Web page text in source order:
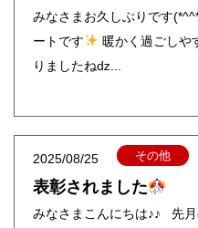
みなさまお久しぶりです
ートです
暖かく過ごしや
りましたねǳ...
2025/08/25 その他
表彰されました
みなさまこんにちは♪♪ 先